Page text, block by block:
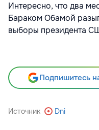
Интересно, что два
Бараком Обамой
выборы президента
Подпишитесь
Источник Dni